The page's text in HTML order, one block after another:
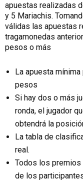
apuestas realizadas
y 5 Mariachis.
válidas las apuestas
tragamonedas
pesos o más
La apuesta
pesos
Si hay dos o más
ronda, el jugador
obtendrá la
La tabla de
real.
Todos los premios
de los